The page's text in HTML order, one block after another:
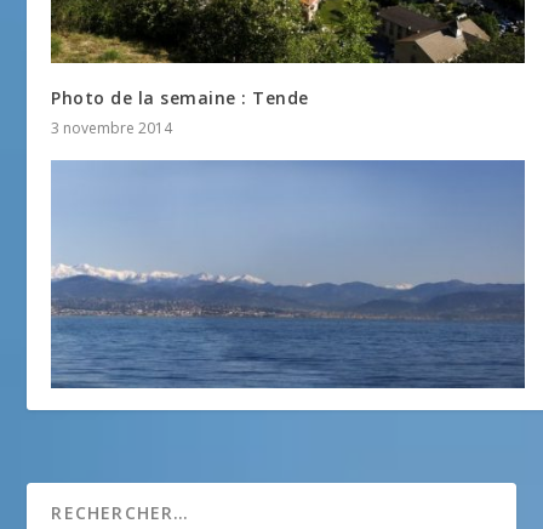
Photo de la semaine : Tende
3 novembre 2014